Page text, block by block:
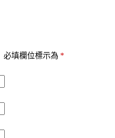
必填欄位標示為 *